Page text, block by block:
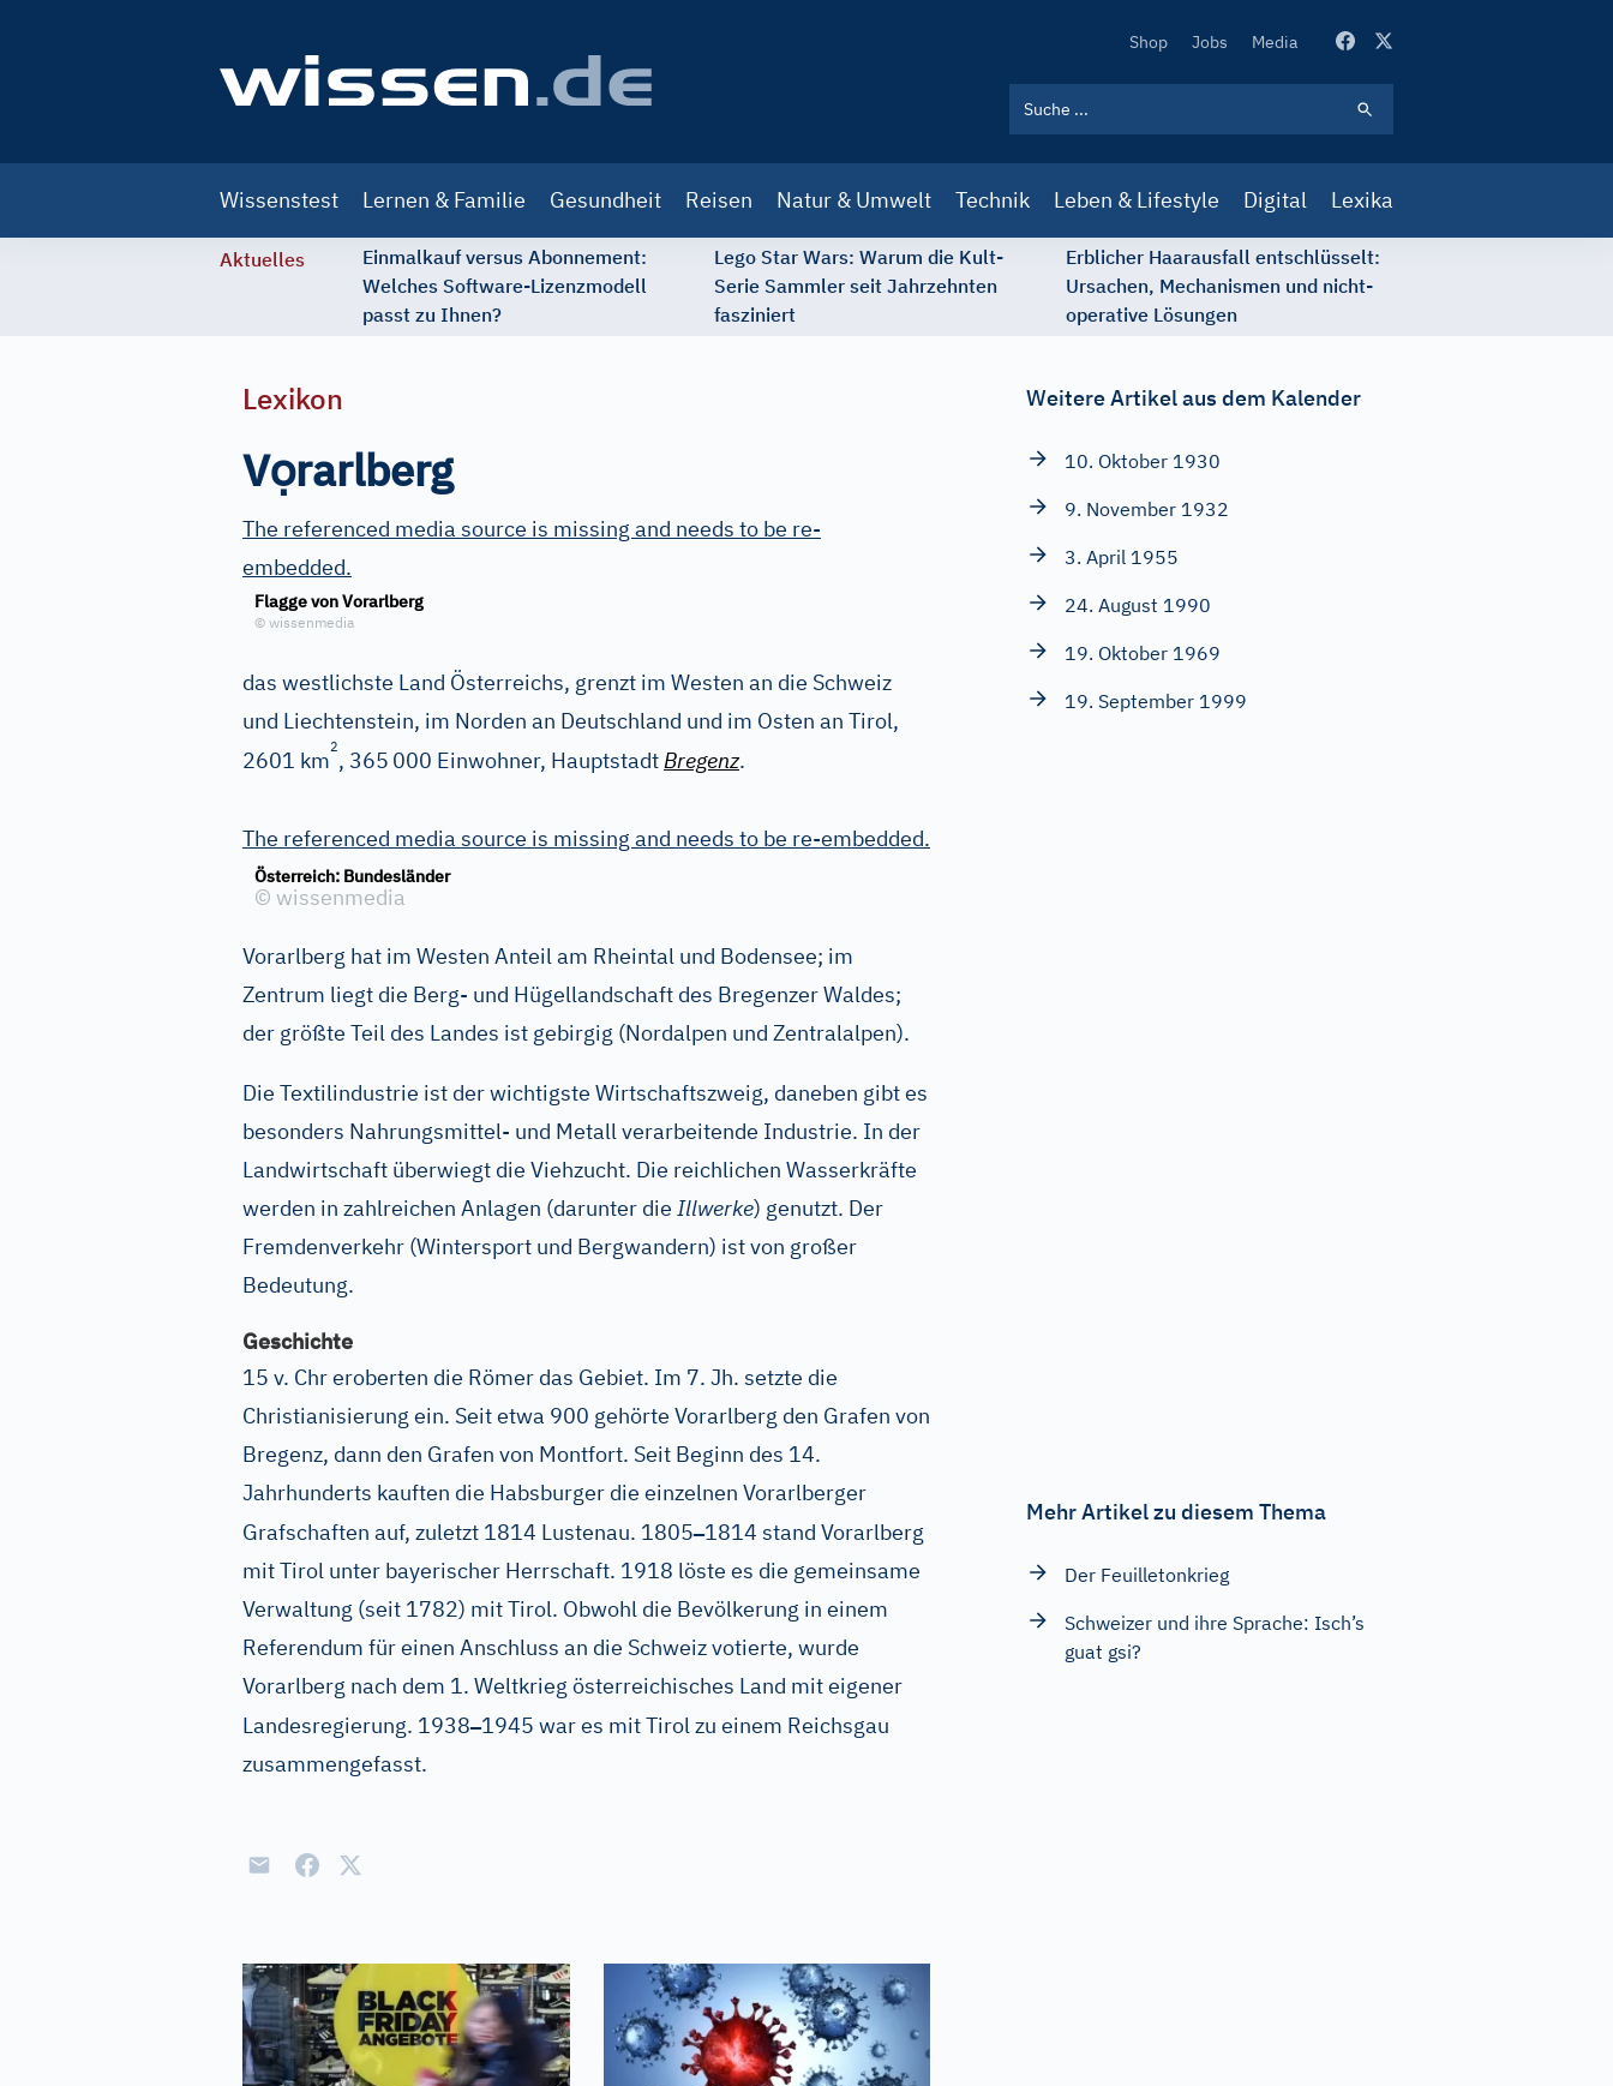
Secondary
Shop Jobs Media
navigation
Wissenstest Lernen & Familie Gesundheit Reisen Natur & Umwelt Technik Leben & Lifestyle Digital Lexika
Aktuelles
Einmalkauf versus Abonnement:
Welches Software-Lizenzmodell
passt zu Ihnen?
Lego Star Wars: Warum die Kult-
Serie Sammler seit Jahrzehnten
fasziniert
Erblicher Haarausfall entschlüsselt:
Ursachen, Mechanismen und nicht-
operative Lösungen
Lexikon
Vọrarlberg
The referenced media source is missing and needs to be re-
embedded.
Flagge von Vorarlberg
© wissenmedia
das westlichste Land Österreichs, grenzt im Westen an die Schweiz
und Liechtenstein, im Norden an Deutschland und im Osten an Tirol,
2601 km
2
, 365 000 Einwohner, HauptstadtBregenz.
The referenced media source is missing and needs to be re-embedded.
Österreich: Bundesländer
© wissenmedia
Vorarlberg hat im Westen Anteil am Rheintal und Bodensee; im
Zentrum liegt die Berg- und Hügellandschaft des Bregenzer Waldes;
der größte Teil des Landes ist gebirgig (Nordalpen und Zentralalpen).
Die Textilindustrie ist der wichtigste Wirtschaftszweig, daneben gibt es
besonders Nahrungsmittel- und Metall verarbeitende Industrie. In der
Landwirtschaft überwiegt die Viehzucht. Die reichlichen Wasserkräfte
werden in zahlreichen Anlagen (darunter die Illwerke) genutzt. Der
Fremdenverkehr (Wintersport und Bergwandern) ist von großer
Bedeutung.
Geschichte
15 v. Chr eroberten die Römer das Gebiet. Im 7. Jh. setzte die
Christianisierung ein. Seit etwa 900 gehörte Vorarlberg den Grafen von
Bregenz, dann den Grafen von Montfort. Seit Beginn des 14.
Jahrhunderts kauften die Habsburger die einzelnen Vorarlberger
Grafschaften auf, zuletzt 1814 Lustenau. 1805–1814 stand Vorarlberg
mit Tirol unter bayerischer Herrschaft. 1918 löste es die gemeinsame
Verwaltung (seit 1782) mit Tirol. Obwohl die Bevölkerung in einem
Referendum für einen Anschluss an die Schweiz votierte, wurde
Vorarlberg nach dem 1. Weltkrieg österreichisches Land mit eigener
Landesregierung. 1938–1945 war es mit Tirol zu einem Reichsgau
zusammengefasst.
Weitere Artikel aus dem Kalender
10. Oktober 1930
9. November 1932
3. April 1955
24. August 1990
19. Oktober 1969
19. September 1999
Mehr Artikel zu diesem Thema
Der Feuilletonkrieg
Schweizer und ihre Sprache: Isch’s
guat gsi?